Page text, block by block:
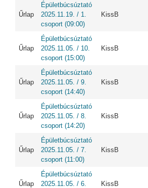
Űrlap
Épületbúcsúztató
2025.11.19. / 1.
csoport (09:00)
KissB
Űrlap
Épületbúcsúztató
2025.11.05. / 10.
csoport (15:00)
KissB
Űrlap
Épületbúcsúztató
2025.11.05. / 9.
csoport (14:40)
KissB
Űrlap
Épületbúcsúztató
2025.11.05. / 8.
csoport (14:20)
KissB
Űrlap
Épületbúcsúztató
2025.11.05. / 7.
csoport (11:00)
KissB
Űrlap
Épületbúcsúztató
2025.11.05. / 6.
KissB